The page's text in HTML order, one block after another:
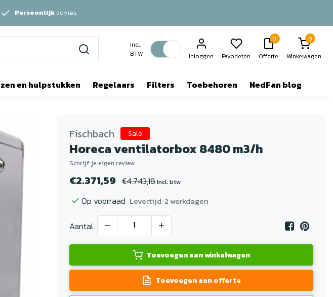
Persoonlijk advies
incl.
BTW
Inloggen Favorieten
0
Offerte
0
Winkelwagen
en hulpstukken Regelaars Filters Toebehoren NedFan blog
Fischbach Sale
Horeca ventilatorbox 8480 m3/h
Schrijf je eigen review
€2.371,59 €4.743,18Incl. btw
Op voorraad Levertijd: 2 werkdagen
Aantal
Toevoegen aan winkelwagen
Toevoegen aan offerte